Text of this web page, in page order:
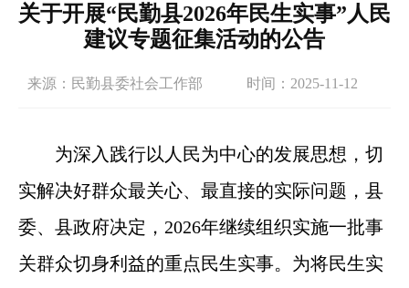
关于开展“民勤县2026年民生实事”人民
建议专题征集活动的公告
来源：民勤县委社会工作部 时间：2025-11-12
为深入践行以人民为中心的发展思想，切
实解决好群众最关心、最直接的实际问题，县
委、县政府决定，2026年继续组织实施一批事
关群众切身利益的重点民生实事。为将民生实